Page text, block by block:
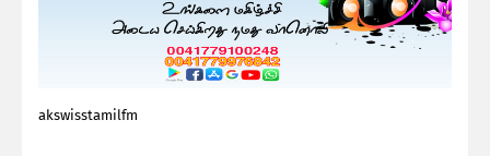
akswisstamilfm